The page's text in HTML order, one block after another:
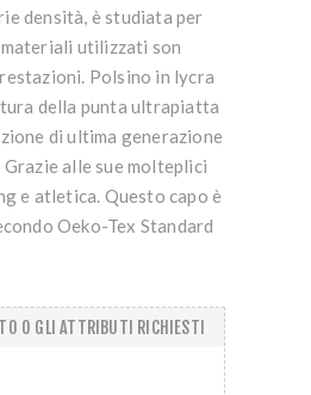
densità, è studiata per
utilizzati son
Polsino in lycra
della punta ultrapiatta
di ultima generazione
alle sue molteplici
e atletica. Questo capo è
Oeko-Tex Standard
O GLI ATTRIBUTI RICHIESTI